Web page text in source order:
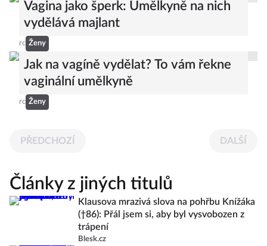
Vagina jako šperk: Umělkyně na nich
vydělává majlant
rc Ženy
Jak na vagíně vydělat? To vám řekne
vaginální umělkyně
rc Ženy
PŘEDCHOZÍ DALŠÍ
Články z jiných titulů
Klausova mrazivá slova na pohřbu Knížáka
(†86): Přál jsem si, aby byl vysvobozen z
trápení
Blesk.cz